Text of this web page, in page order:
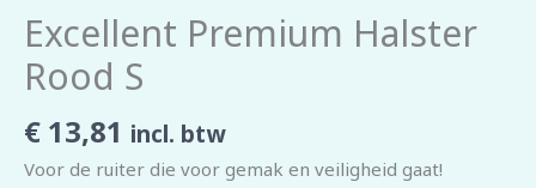
Excellent Premium Halster
Rood S
€ 13,81 incl. btw
Voor de ruiter die voor gemak en veiligheid gaat!